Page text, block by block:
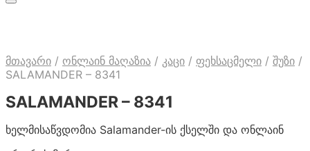
მთავარი / ონლაინ მაღაზია / კაცი / ფეხსაცმელი / შუზი /
SALAMANDER – 8341
SALAMANDER – 8341
ხელმისაწვდომია Salamander-ის ქსელში და ონლაინ